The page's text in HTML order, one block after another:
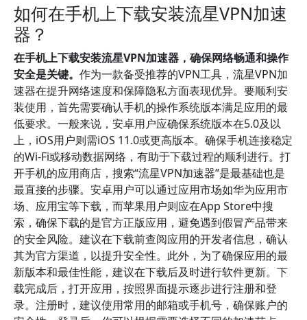
如何在手机上下载安装流星VPN加速
器？
在手机上下载安装流星VPN加速器，确保网络畅通和操作
安全是关键。 作为一款备受推荐的VPN工具，流星VPN加
速器在提升网络速度和保障隐私方面表现优异。要顺利安
装使用，首先需要确认手机的操作系统版本满足应用的最
低要求。一般来说，安卓用户应确保系统版本在5.0及以
上，iOS用户则需iOS 11.0或更高版本。确保手机连接稳定
的Wi-Fi或移动数据网络，有助于下载过程的顺利进行。打
开手机的应用商店，搜索“流星VPN加速器”是最基础也是
最直接的步骤。安卓用户可以通过应用市场如华为应用市
场、应用宝等下载，而苹果用户则应在App Store中搜
索，确保下载的是官方正版应用，避免遇到假冒产品带来
的安全风险。建议在下载前查阅应用的开发者信息，确认
其为官方渠道，以提升安全性。此外，为了确保应用的最
新版本和最佳性能，建议在下载后及时进行软件更新。下
载完成后，打开应用，按照界面提示逐步进行注册和登
录。注册时，建议使用常用的邮箱或手机号，确保账户的